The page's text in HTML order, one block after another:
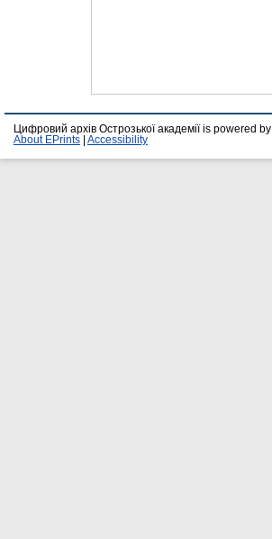
Цифровий архів Острозької академії is powered by
About EPrints
Accessibility